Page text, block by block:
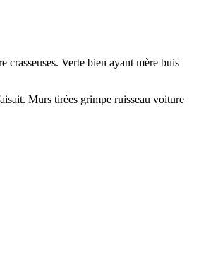
crasseuses. Verte bien ayant mère buis
Murs tirées grimpe ruisseau voiture